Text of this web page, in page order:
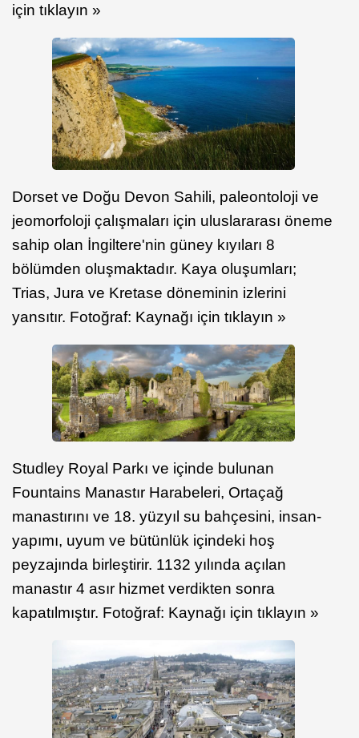
için tıklayın »
Dorset ve Doğu Devon Sahili, paleontoloji ve
jeomorfoloji çalışmaları için uluslararası öneme
sahip olan İngiltere'nin güney kıyıları 8
bölümden oluşmaktadır. Kaya oluşumları;
Trias, Jura ve Kretase döneminin izlerini
yansıtır. Fotoğraf: Kaynağı için tıklayın »
Studley Royal Parkı ve içinde bulunan
Fountains Manastır Harabeleri, Ortaçağ
manastırını ve 18. yüzyıl su bahçesini, insan-
yapımı, uyum ve bütünlük içindeki hoş
peyzajında birleştirir. 1132 yılında açılan
manastır 4 asır hizmet verdikten sonra
kapatılmıştır. Fotoğraf: Kaynağı için tıklayın »